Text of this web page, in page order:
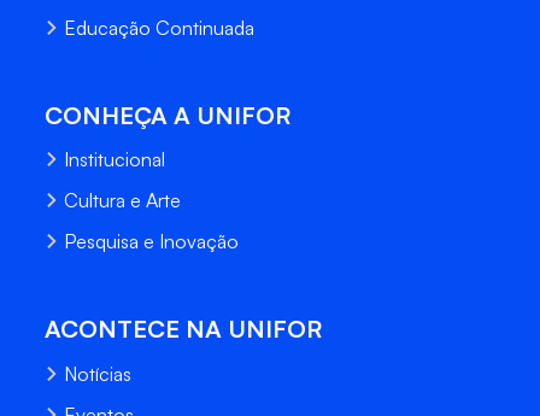
Educação Continuada
CONHEÇA A UNIFOR
Institucional
Cultura e Arte
Pesquisa e Inovação
ACONTECE NA UNIFOR
Notícias